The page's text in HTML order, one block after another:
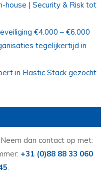
house | Security & Risk tot
€4.000 – €6.000
tegelijkertijd in
in Elastic Stack gezocht
dan contact op met:
+31 (0)88 88 33 060
.